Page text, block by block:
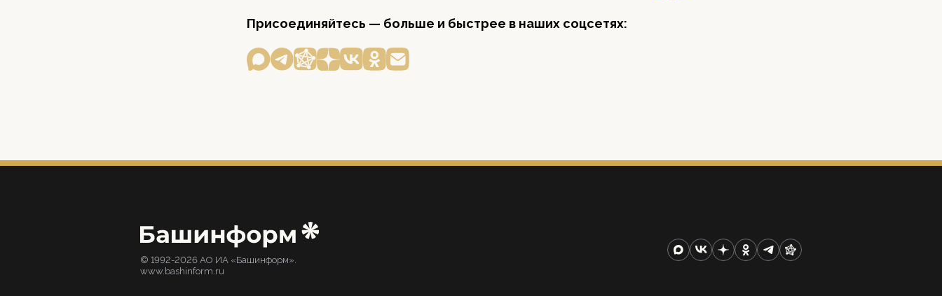
Присоединяйтесь — больше и быстрее в наших соцсетях:
© 1992-2026 АО ИА «Башинформ».
www.bashinform.ru